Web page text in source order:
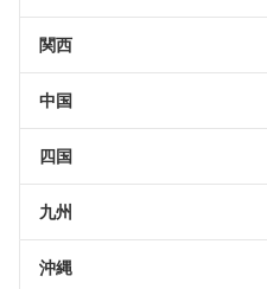
関西
中国
四国
九州
沖縄